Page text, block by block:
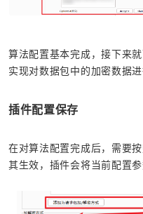
算法配置基本完成，接下来
实现对数据包中的加密数据
插件配置保存
在对算法配置完成后，需要
其生效，插件会将当前配置